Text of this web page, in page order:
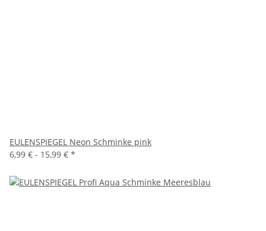
EULENSPIEGEL Neon Schminke pink
6,99 € - 15,99 € *